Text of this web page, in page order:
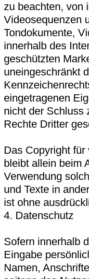
zu beachten, von
Videosequenzen
Tondokumente,
innerhalb des
geschützten
uneingeschränkt
eingetragenen
nicht der Schluss
Rechte Dritter
Das Copyright
bleibt allein beim
Verwendung
und Texte in
ist ohne
4. Datenschutz
Sofern innerhalb
Eingabe
Namen,